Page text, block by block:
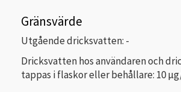
Gränsvärde
Utgående dricksvatten: -
Dricksvatten hos användaren och
tappas i flaskor eller behållare: 10